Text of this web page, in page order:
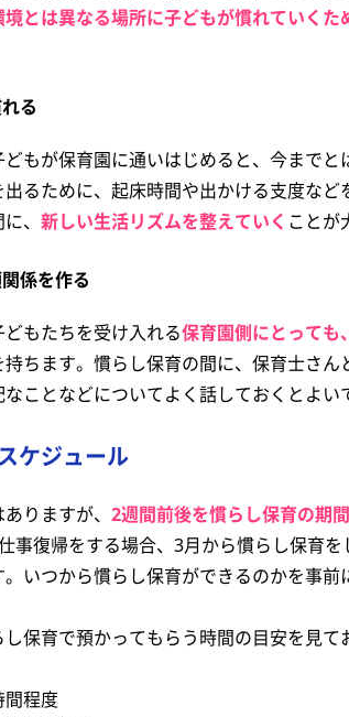
とは異なる場所に子どもが慣れていくた
る
もが保育園に通いはじめると、今まで
るために、起床時間や出かける支度など
、 新しい生活リズムを整えていく ことが
係を作る
もたちを受け入れる保育園側にとっても
持ちます。慣らし保育の間に、保育士さ
ことなどについてよく話しておくとよい
ケジュール
りますが、 2週間前後を慣らし保育の期
事復帰をする場合、3月から慣らし保育
いつから慣らし保育ができるのかを事前
保育で預かってもらう時間の目安を見て
間程度